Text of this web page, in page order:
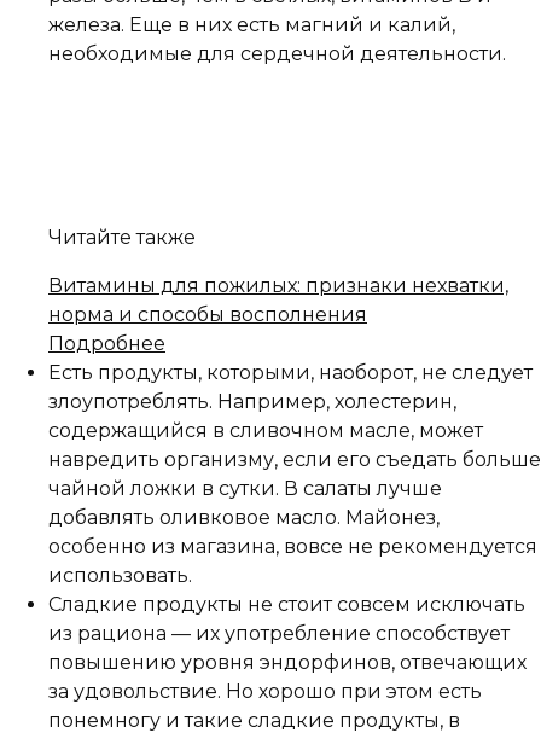
железа. Еще в них есть магний и калий,
необходимые для сердечной деятельности.
Читайте также
Витамины для пожилых: признаки нехватки,
норма и способы восполнения
Подробнее
Есть продукты, которыми, наоборот, не следует
злоупотреблять. Например, холестерин,
содержащийся в сливочном масле, может
навредить организму, если его съедать больше
чайной ложки в сутки. В салаты лучше
добавлять оливковое масло. Майонез,
особенно из магазина, вовсе не рекомендуется
использовать.
Сладкие продукты не стоит совсем исключать
из рациона — их употребление способствует
повышению уровня эндорфинов, отвечающих
за удовольствие. Но хорошо при этом есть
понемногу и такие сладкие продукты, в